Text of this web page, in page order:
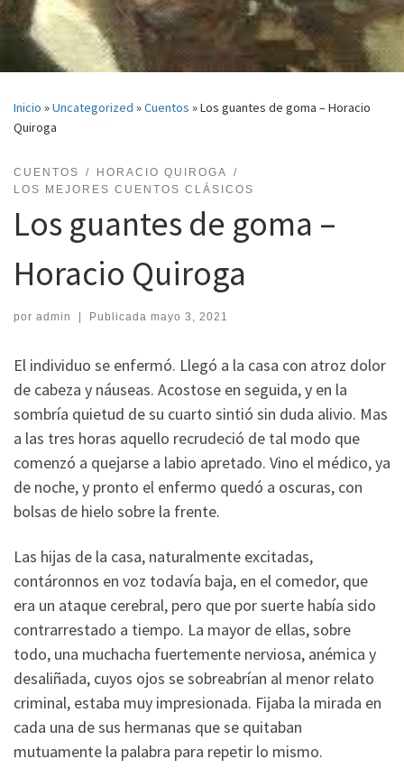
Inicio »Uncategorized »Cuentos »Los guantes de goma – Horacio
Quiroga
CUENTOS
HORACIO QUIROGA
LOS MEJORES CUENTOS CLÁSICOS
Los guantes de goma –
Horacio Quiroga
por admin Publicada mayo 3, 2021
El individuo se enfermó. Llegó a la casa con atroz dolor
de cabeza y náuseas. Acostose en seguida, y en la
sombría quietud de su cuarto sintió sin duda alivio. Mas
a las tres horas aquello recrudeció de tal modo que
comenzó a quejarse a labio apretado. Vino el médico, ya
de noche, y pronto el enfermo quedó a oscuras, con
bolsas de hielo sobre la frente.
Las hijas de la casa, naturalmente excitadas,
contáronnos en voz todavía baja, en el comedor, que
era un ataque cerebral, pero que por suerte había sido
contrarrestado a tiempo. La mayor de ellas, sobre
todo, una muchacha fuertemente nerviosa, anémica y
desaliñada, cuyos ojos se sobreabrían al menor relato
criminal, estaba muy impresionada. Fijaba la mirada en
cada una de sus hermanas que se quitaban
mutuamente la palabra para repetir lo mismo.